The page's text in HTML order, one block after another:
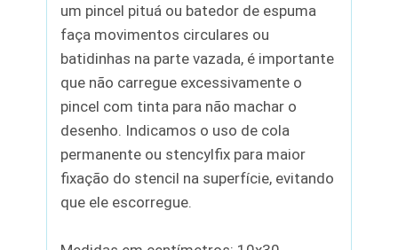
um pincel pituá ou batedor de espuma
faça movimentos circulares ou
batidinhas na parte vazada, é importante
que não carregue excessivamente o
pincel com tinta para não machar o
desenho. Indicamos o uso de cola
permanente ou stencylfix para maior
fixação do stencil na superfície, evitando
que ele escorregue.